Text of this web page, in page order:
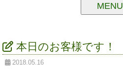
MENU
本日のお客様です！
2018.05.16